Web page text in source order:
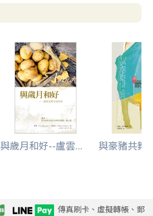
與歲月和好--盧雲... 與豪豬共舞
傳真刷卡、虛擬轉帳、郵